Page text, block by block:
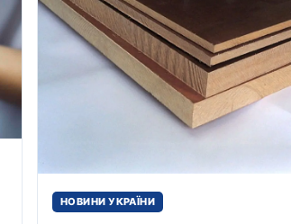
НОВИНИ УКРАЇНИ